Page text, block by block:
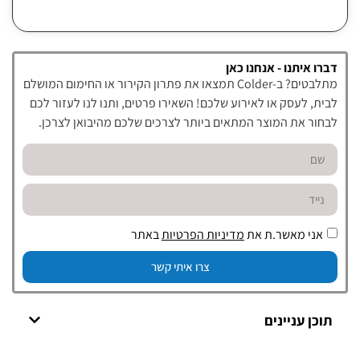
דברו איתנו - אנחנו כאן
מתלבטים? ב-Colder תמצאו את פתרון הקירור או החימום המושלם
לבית, לעסק או לאירוע שלכם! השאירו פרטים, ותנו לנו לעזור לכם
לבחור את המוצר המתאים ביותר לצרכים שלכם מהיבואן לצרכן.
אני מאשר.ת אתמדיניות הפרטיותבאתר
צרו איתי קשר
תוכן עניינים